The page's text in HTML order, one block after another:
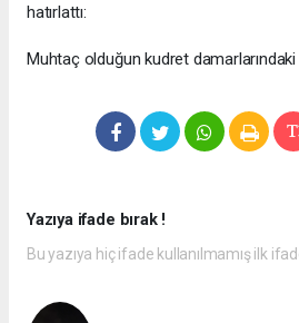
hatırlattı:
Muhtaç olduğun kudret
Yazıya ifade bırak !
Bu yazıya hiç ifade kullanılmamış ilk